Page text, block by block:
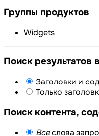
Группы продуктов
Widgets
Поиск результатов
Заголовки и
Только
Поиск контента,
Всеслова